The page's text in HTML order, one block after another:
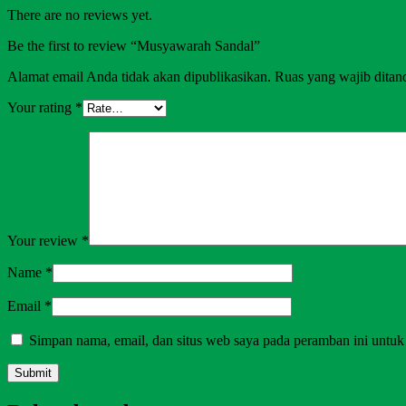
There are no reviews yet.
Be the first to review “Musyawarah Sandal”
Alamat email Anda tidak akan dipublikasikan. Ruas yang wajib
Your rating *
Your review *
Name *
Email *
Simpan nama, email, dan situs web saya pada peramban ini